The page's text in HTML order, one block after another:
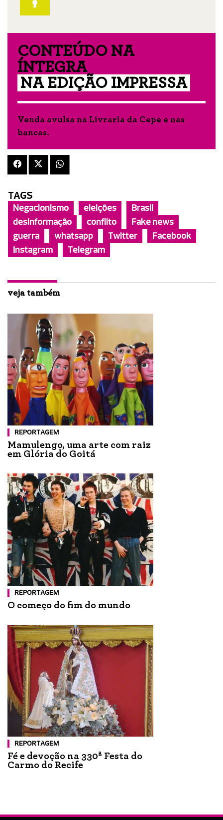
CONTEÚDO NA
ÍNTEGRA
NA EDIÇÃO IMPRESSA
Venda avulsa na Livraria da Cepe e nas
bancas.
TAGS
Negacionismo eleições
Brasil
desinformação
conflito
Fake news
guerra
whatsapp Twitter
Facebook
Instagram
Telegram
veja também
REPORTAGEM
Mamulengo, uma arte com raiz
em Glória do Goitá
REPORTAGEM
O começo do fim do mundo
REPORTAGEM
Fé e devoção na 330ª Festa do
Carmo do Recife